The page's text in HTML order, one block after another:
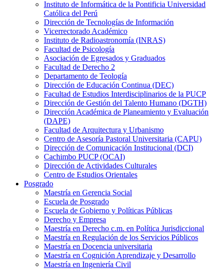
Instituto de Informática de la Pontificia Universidad
Católica del Perú
Dirección de Tecnologías de Información
Vicerrectorado Académico
Instituto de Radioastronomía (INRAS)
Facultad de Psicología
Asociación de Egresados y Graduados
Facultad de Derecho 2
Departamento de Teología
Dirección de Educación Continua (DEC)
Facultad de Estudios Interdisciplinarios de la PUCP
Dirección de Gestión del Talento Humano (DGTH)
Dirección Académica de Planeamiento y Evaluación
(DAPE)
Facultad de Arquitectura y Urbanismo
Centro de Asesoría Pastoral Universitaria (CAPU)
Dirección de Comunicación Institucional (DCI)
Cachimbo PUCP (OCAI)
Dirección de Actividades Culturales
Centro de Estudios Orientales
Posgrado
Maestría en Gerencia Social
Escuela de Posgrado
Escuela de Gobierno y Políticas Públicas
Derecho y Empresa
Maestría en Derecho c.m. en Política Jurisdiccional
Maestría en Regulación de los Servicios Públicos
Maestría en Docencia universitaria
Maestría en Cognición Aprendizaje y Desarrollo
Maestría en Ingeniería Civil